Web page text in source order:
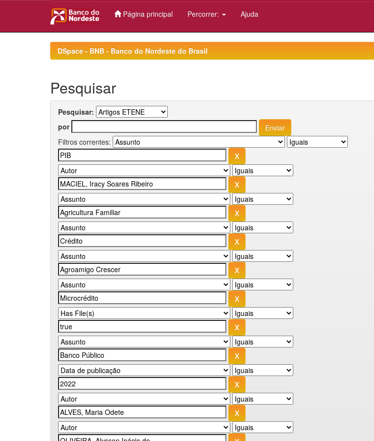
Página principal Percorrer: Ajuda
DSpace - BNB - Banco do Nordeste do Brasil
Pesquisar
Pesquisar:
por
Filtros correntes: